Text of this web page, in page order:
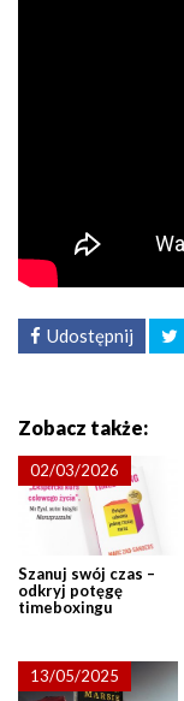
Udostępnij
Zobacz także:
02/03/2026
Szanuj swój czas –
odkryj potęgę
timeboxingu
13/05/2025